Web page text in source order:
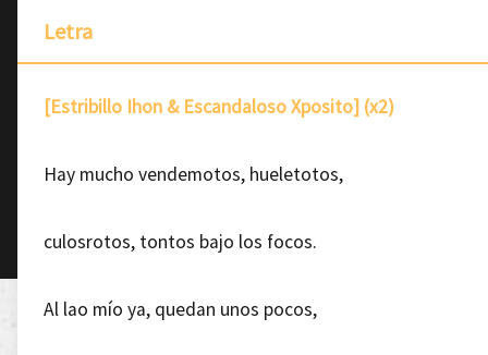
Letra
[Estribillo Ihon & Escandaloso Xposito] (x2)
Hay mucho vendemotos, hueletotos,
culosrotos, tontos bajo los focos.
Al lao mío ya, quedan unos pocos,